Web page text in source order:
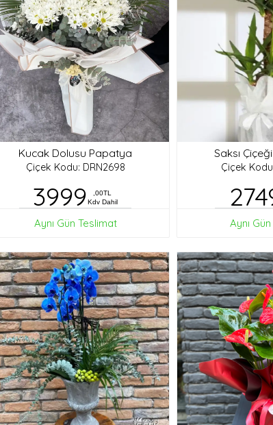
Kucak Dolusu Papatya
Çiçek Kodu: DRN2698
3999
,00TL
Kdv Dahil
Aynı Gün Teslimat
Saksı
Çiçek
Aynı